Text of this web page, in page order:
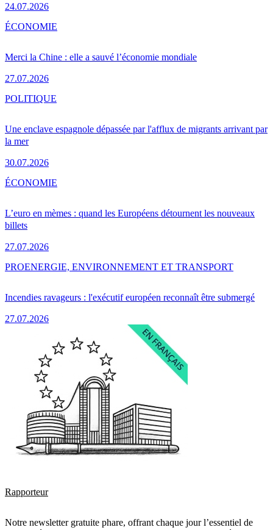
24.07.2026
Merci la Chine : elle a sauvé l’économie mondiale
27.07.2026
ÉCONOMIE
Une enclave espagnole dépassée par l'afflux de migrants arrivant par
la mer
30.07.2026
POLITIQUE
L’euro en mèmes : quand les Européens détournent les nouveaux
billets
27.07.2026
ÉCONOMIE
Incendies ravageurs : l'exécutif européen reconnaît être submergé
27.07.2026
PROENERGIE, ENVIRONNEMENT ET TRANSPORT
Rapporteur
Notre newsletter gratuite phare, offrant chaque jour l’essentiel de